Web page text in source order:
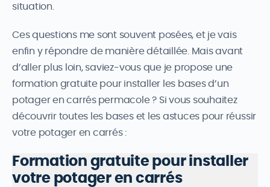
situation.
Ces questions me sont souvent posées, et je vais
enfin y répondre de manière détaillée. Mais avant
d’aller plus loin, saviez-vous que je propose une
formation gratuite pour installer les bases d’un
potager en carrés permacole ? Si vous souhaitez
découvrir toutes les bases et les astuces pour réussir
votre potager en carrés :
Formation gratuite pour installer
votre potager en carrés